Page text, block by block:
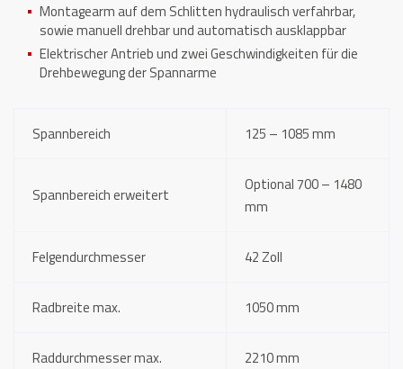
Montagearm auf dem Schlitten hydraulisch verfahrbar,
sowie manuell drehbar und automatisch ausklappbar
Elektrischer Antrieb und zwei Geschwindigkeiten für die
Drehbewegung der Spannarme
Spannbereich 125 – 1085 mm
Spannbereich erweitert
Optional 700 – 1480
mm
Felgendurchmesser 42 Zoll
Radbreite max. 1050 mm
Raddurchmesser max. 2210 mm